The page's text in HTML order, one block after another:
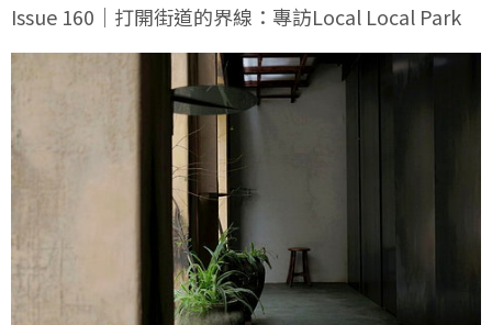
Issue 160｜打開街道的界線：專訪Local Local Park